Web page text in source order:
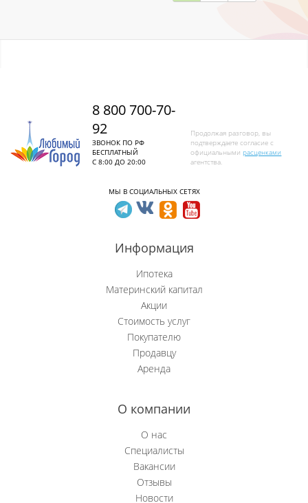
Митино
Мундыбаш
8 800 700-70-
92
ЗВОНОК ПО РФ
БЕСПЛАТНЫЙ
С 8:00 ДО 20:00
Продолжая разговор, вы
подтверждаете согласие с
официальнымирасценками
агентства.
МЫ В СОЦИАЛЬНЫХ СЕТЯХ
Информация
Ипотека
Материнский капитал
Акции
Стоимость услуг
Покупателю
Продавцу
Аренда
О компании
О нас
Специалисты
Вакансии
Отзывы
Новости